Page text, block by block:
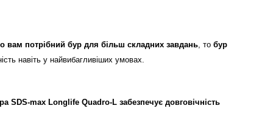
вам потрібний бур для більш складних завдань , то бур
навіть у найвибагливіших умовах.
SDS-max Longlife Quadro-L забезпечує довговічність